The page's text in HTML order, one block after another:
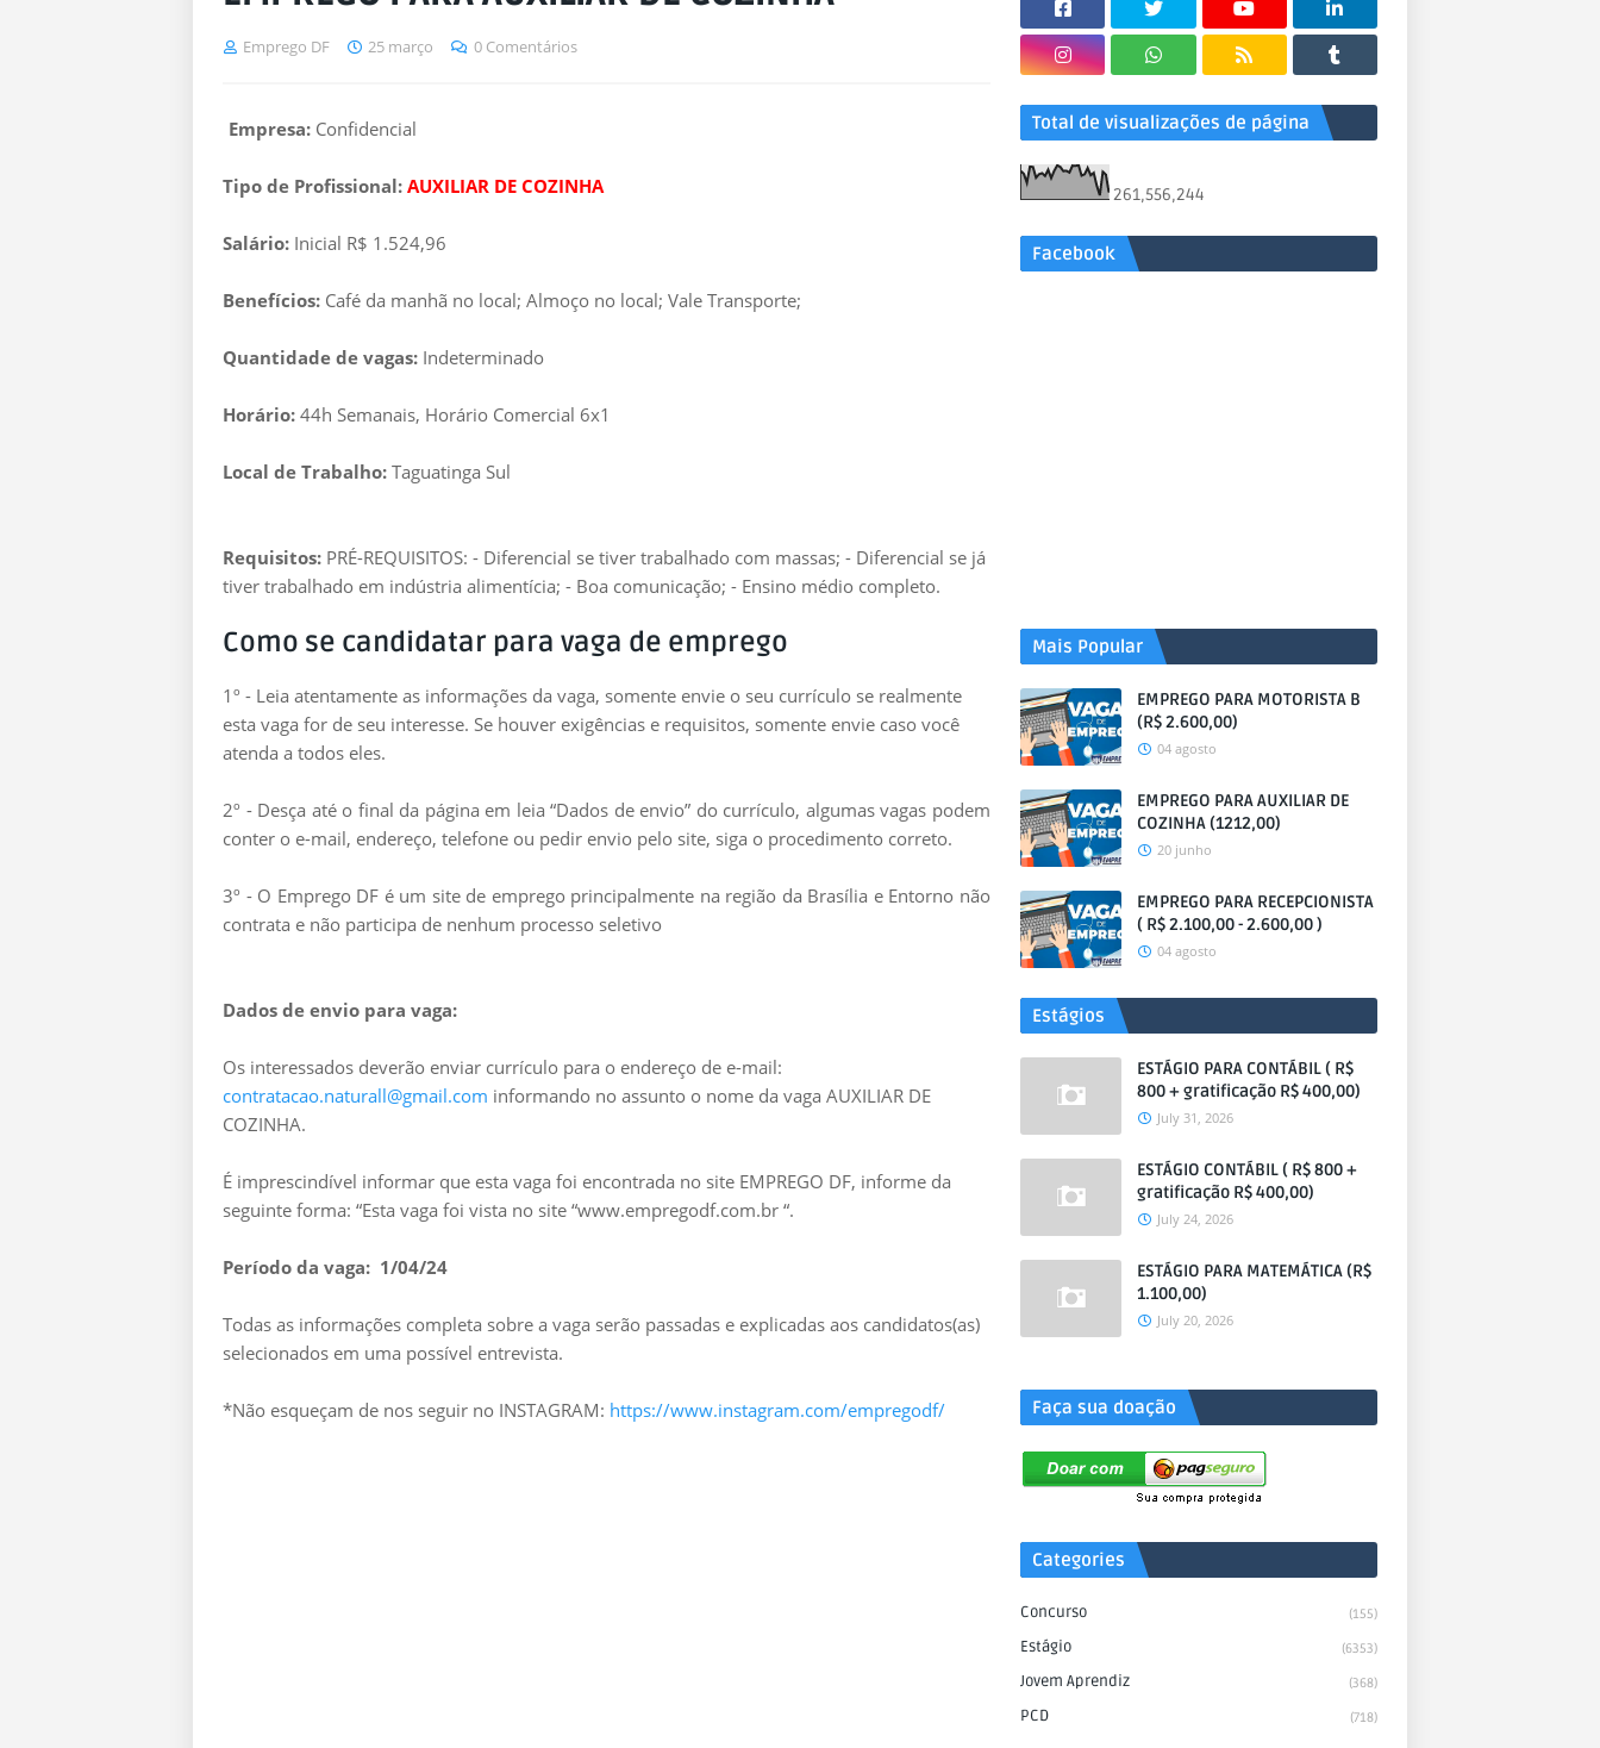
Emprego DF 25 março 0 Comentários
Empresa: Confidencial
Tipo de Profissional: AUXILIAR DE COZINHA
Salário: Inicial R$ 1.524,96
Benefícios: Café da manhã no local; Almoço no local; Vale Transporte;
Quantidade de vagas: Indeterminado
Horário: 44h Semanais, Horário Comercial 6x1
Local de Trabalho: Taguatinga Sul
Requisitos: PRÉ-REQUISITOS: - Diferencial se tiver trabalhado com massas; - Diferencial se já
tiver trabalhado em indústria alimentícia; - Boa comunicação; - Ensino médio completo.
Como se candidatar para vaga de emprego
1º - Leia atentamente as informações da vaga, somente envie o seu currículo se realmente
esta vaga for de seu interesse. Se houver exigências e requisitos, somente envie caso você
atenda a todos eles.
2º - Desça até o final da página em leia “Dados de envio” do currículo, algumas vagas podem
conter o e-mail, endereço, telefone ou pedir envio pelo site, siga o procedimento correto.
3º - O Emprego DF é um site de emprego principalmente na região da Brasília e Entorno não
contrata e não participa de nenhum processo seletivo
Dados de envio para vaga:
Os interessados deverão enviar currículo para o endereço de e-mail:
contratacao.naturall@gmail.com informando no assunto o nome da vaga AUXILIAR DE
COZINHA.
É imprescindível informar que esta vaga foi encontrada no site EMPREGO DF, informe da
seguinte forma: “Esta vaga foi vista no site “www.empregodf.com.br “.
Período da vaga: 1/04/24
Todas as informações completa sobre a vaga serão passadas e explicadas aos candidatos(as)
selecionados em uma possível entrevista.
*Não esqueçam de nos seguir no INSTAGRAM: https://www.instagram.com/empregodf/
Total de visualizações de página
261,556,244
Facebook
Mais Popular
EMPREGO PARA MOTORISTA B
(R$ 2.600,00)
04 agosto
EMPREGO PARA AUXILIAR DE
COZINHA (1212,00)
20 junho
EMPREGO PARA RECEPCIONISTA
( R$ 2.100,00 - 2.600,00 )
04 agosto
Estágios
ESTÁGIO PARA CONTÁBIL ( R$
800 + gratificação R$ 400,00)
July 31, 2026
ESTÁGIO CONTÁBIL ( R$ 800 +
gratificação R$ 400,00)
July 24, 2026
ESTÁGIO PARA MATEMÁTICA (R$
1.100,00)
July 20, 2026
Faça sua doação
Categories
Concurso (155)
Estágio (6353)
Jovem Aprendiz (368)
PCD (718)